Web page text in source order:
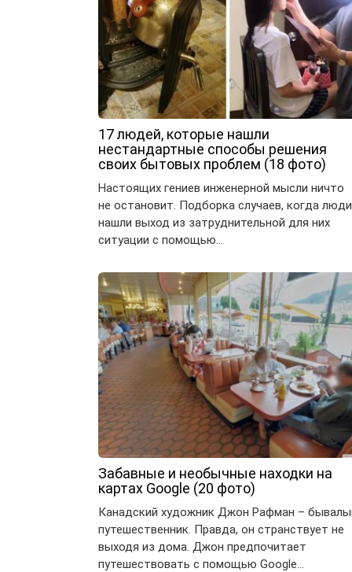
17 людей, которые нашли
нестандартные способы решения
своих бытовых проблем (18 фото)
Настоящих гениев инженерной мысли ничто
не остановит. Подборка случаев, когда люди
нашли выход из затруднительной для них
ситуации с помощью…
Забавные и необычные находки на
картах Google (20 фото)
Канадский художник Джон Рафман –
путешественник. Правда, он странствует не
выходя из дома. Джон предпочитает
путешествовать с помощью Google…